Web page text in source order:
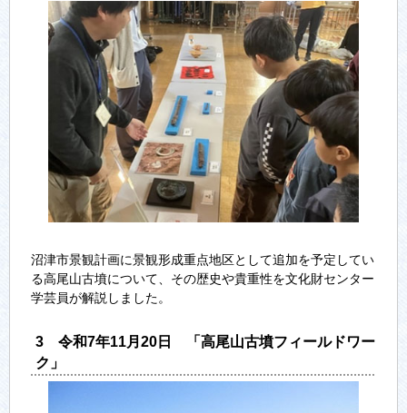
沼津市景観計画に景観形成重点地区として追加を予定してい
る高尾山古墳について、その歴史や貴重性を文化財センター
学芸員が解説しました。
3 令和7年11月20日 「高尾山古墳フィールドワー
ク」